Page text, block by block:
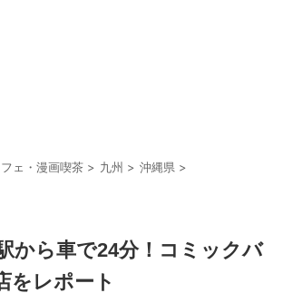
ェ・漫画喫茶 > 九州 > 沖縄県 >
から車で24分！コミックバ
をレポート